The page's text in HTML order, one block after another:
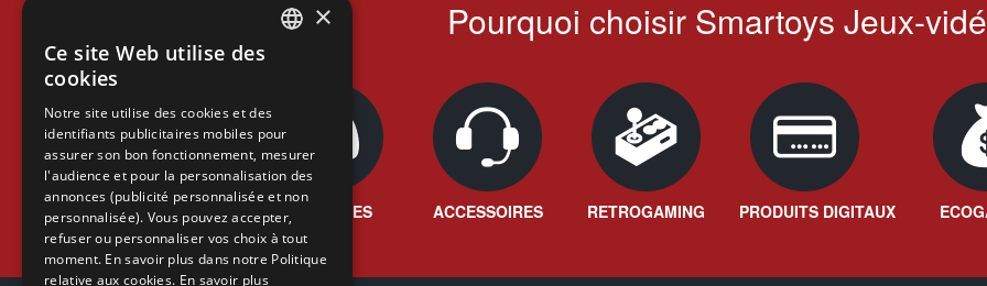
Pourquoi choisir Smartoys Jeux-
JEUX VIDÉO CONSOLES ACCESSOIRES RETROGAMING PRODUITS DIGITAUX
ENGLISH
×
Ce site Web utilise des
cookies
Notre site utilise des cookies et des
identifiants publicitaires mobiles pour
assurer son bon fonctionnement, mesurer
l'audience et pour la personnalisation des
annonces (publicité personnalisée et non
personnalisée). Vous pouvez accepter,
refuser ou personnaliser vos choix à tout
moment. En savoir plus dans notre Politique
relative aux cookies. En savoir plus